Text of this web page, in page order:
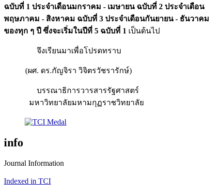
ฉบับที่ 1 ประจำเดือนมกราคม - เมษายน ฉบับที่ 2 ประจำเดือน
พฤษภาคม - สิงหาคม ฉบับที่ 3 ประจำเดือนกันยายน - ธันวาคม
ของทุก ๆ ปี ซึ่งจะเริ่มในปีที่ 5 ฉบับที่ 1 เป็นต้นไป
จึงเรียนมาเพื่อโปรดทราบ
(ผศ. ดร.กัญจิรา วิจิตรวัชรารักษ์)
บรรณาธิการวารสารรัฐศาสตร์
มหาวิทยาลัยมหามกุฏราชวิทยาลัย
info
Journal Information
Indexed in TCI